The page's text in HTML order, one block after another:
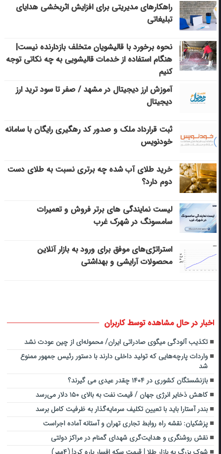
راهکارهای مدیریتی برای افزایش اثربخشی هدایای
تبلیغاتی
نحوه برخورد با قالیشویان متخلف بازدارنده نیست|
هنگام استفاده از خدمات قالیشویی به چه نکاتی توجه
کنیم
آموزش ارز دیجیتال در مشهد / صفر تا سود ترید ارز
دیجیتال
ثبت قرارداد ملک و صدور کد رهگیری رایگان با سامانه
خودنویس
خرید طلای آب شده چه برتری نسبت به طلای دست
دوم دارد؟
لیست نمایندگی های برتر فروش و تعمیرات
سامسونگ در شهرک غرب
استراتژی‌های موفق برای ورود به بازار آنلاین
محصولات آرایشی و بهداشتی
اخبار در حال مشاهده توسط کاربران
تکذیب آلودگی میگوی صادراتی ایران/ محموله‌ای از چین عودت نشد
واردات پارچه‌هایی که تولید داخلی دارند با دستور رئیس جمهور ممنوع
شد
بازنشستگان کشوری در ۱۴۰۴ چقدر عیدی می گیرند؟
کاهش ذخایر انرژی جهان / قیمت نفت به بالای ۱۵۰ دلار می‌رسد
بندر آستارا باید با تعیین تکلیف سرمایه‌گذار به ظرفیت کامل برسد
پزشکیان: نقشه راه روابط تجاری تهران و آستانه آماده اجراست
نقش روشنگری و هدایت‌گری شهدای گمنام در مراکز دولتی